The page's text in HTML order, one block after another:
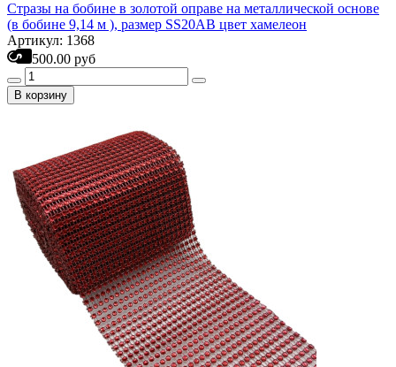
Стразы на бобине в золотой оправе на металлической основе
(в бобине 9,14 м ), размер SS20AB цвет хамелеон
Артикул: 1368
500.00 руб
В корзину